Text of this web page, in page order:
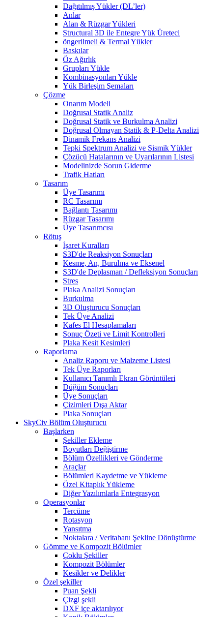
Dağıtılmış Yükler (DL’ler)
Anlar
Alan & Rüzgar Yükleri
Structural 3D ile Entegre Yük Üreteci
öngerilmeli & Termal Yükler
Baskılar
Öz Ağırlık
Grupları Yükle
Kombinasyonları Yükle
Yük Birleşim Şemaları
Çözme
Onarım Modeli
Doğrusal Statik Analiz
Doğrusal Statik ve Burkulma Analizi
Doğrusal Olmayan Statik & P-Delta Analizi
Dinamik Frekans Analizi
Tepki Spektrum Analizi ve Sismik Yükler
Çözücü Hatalarının ve Uyarılarının Listesi
Modelinizde Sorun Giderme
Trafik Hatları
Tasarım
Üye Tasarımı
RC Tasarımı
Bağlantı Tasarımı
Rüzgar Tasarımı
Üye Tasarımcısı
Rötuş
İşaret Kuralları
S3D'de Reaksiyon Sonuçları
Kesme, An, Burulma ve Eksenel
S3D'de Deplasman / Defleksiyon Sonuçları
Stres
Plaka Analizi Sonuçları
Burkulma
3D Oluşturucu Sonuçları
Tek Üye Analizi
Kafes El Hesaplamaları
Sonuç Özeti ve Limit Kontrolleri
Plaka Kesit Kesimleri
Raporlama
Analiz Raporu ve Malzeme Listesi
Tek Üye Raporları
Kullanıcı Tanımlı Ekran Görüntüleri
Düğüm Sonuçları
Üye Sonuçları
Çizimleri Dışa Aktar
Plaka Sonuçları
SkyCiv Bölüm Oluşturucu
Başlarken
Şekiller Ekleme
Boyutları Değiştirme
Bölüm Özellikleri ve Gönderme
Araçlar
Bölümleri Kaydetme ve Yükleme
Özel Kitaplık Yükleme
Diğer Yazılımlarla Entegrasyon
Operasyonlar
Tercüme
Rotasyon
Yansıtma
Noktalara / Veritabanı Şekline Dönüştürme
Gömme ve Kompozit Bölümler
Çoklu Şekiller
Kompozit Bölümler
Kesikler ve Delikler
Özel şekiller
Puan Şekli
Çizgi şekli
DXF içe aktarılıyor